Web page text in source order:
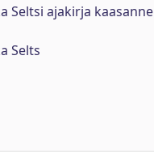
Seltsi ajakirja kaasanne
Selts